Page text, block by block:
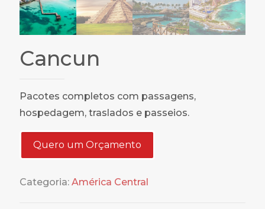
Cancun
Pacotes completos com passagens,
hospedagem, traslados e passeios.
Quero um Orçamento
Categoria: América Central